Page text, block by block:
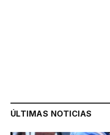
ÚLTIMAS NOTICIAS